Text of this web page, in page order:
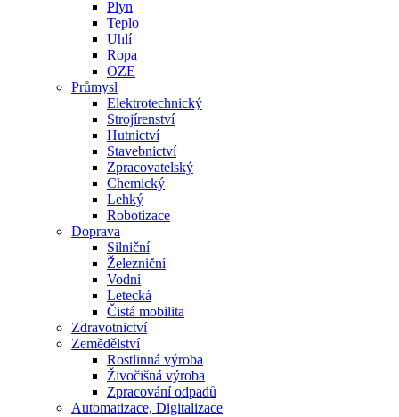
Plyn
Teplo
Uhlí
Ropa
OZE
Průmysl
Elektrotechnický
Strojírenství
Hutnictví
Stavebnictví
Zpracovatelský
Chemický
Lehký
Robotizace
Doprava
Silniční
Železniční
Vodní
Letecká
Čistá mobilita
Zdravotnictví
Zemědělství
Rostlinná výroba
Živočišná výroba
Zpracování odpadů
Automatizace, Digitalizace